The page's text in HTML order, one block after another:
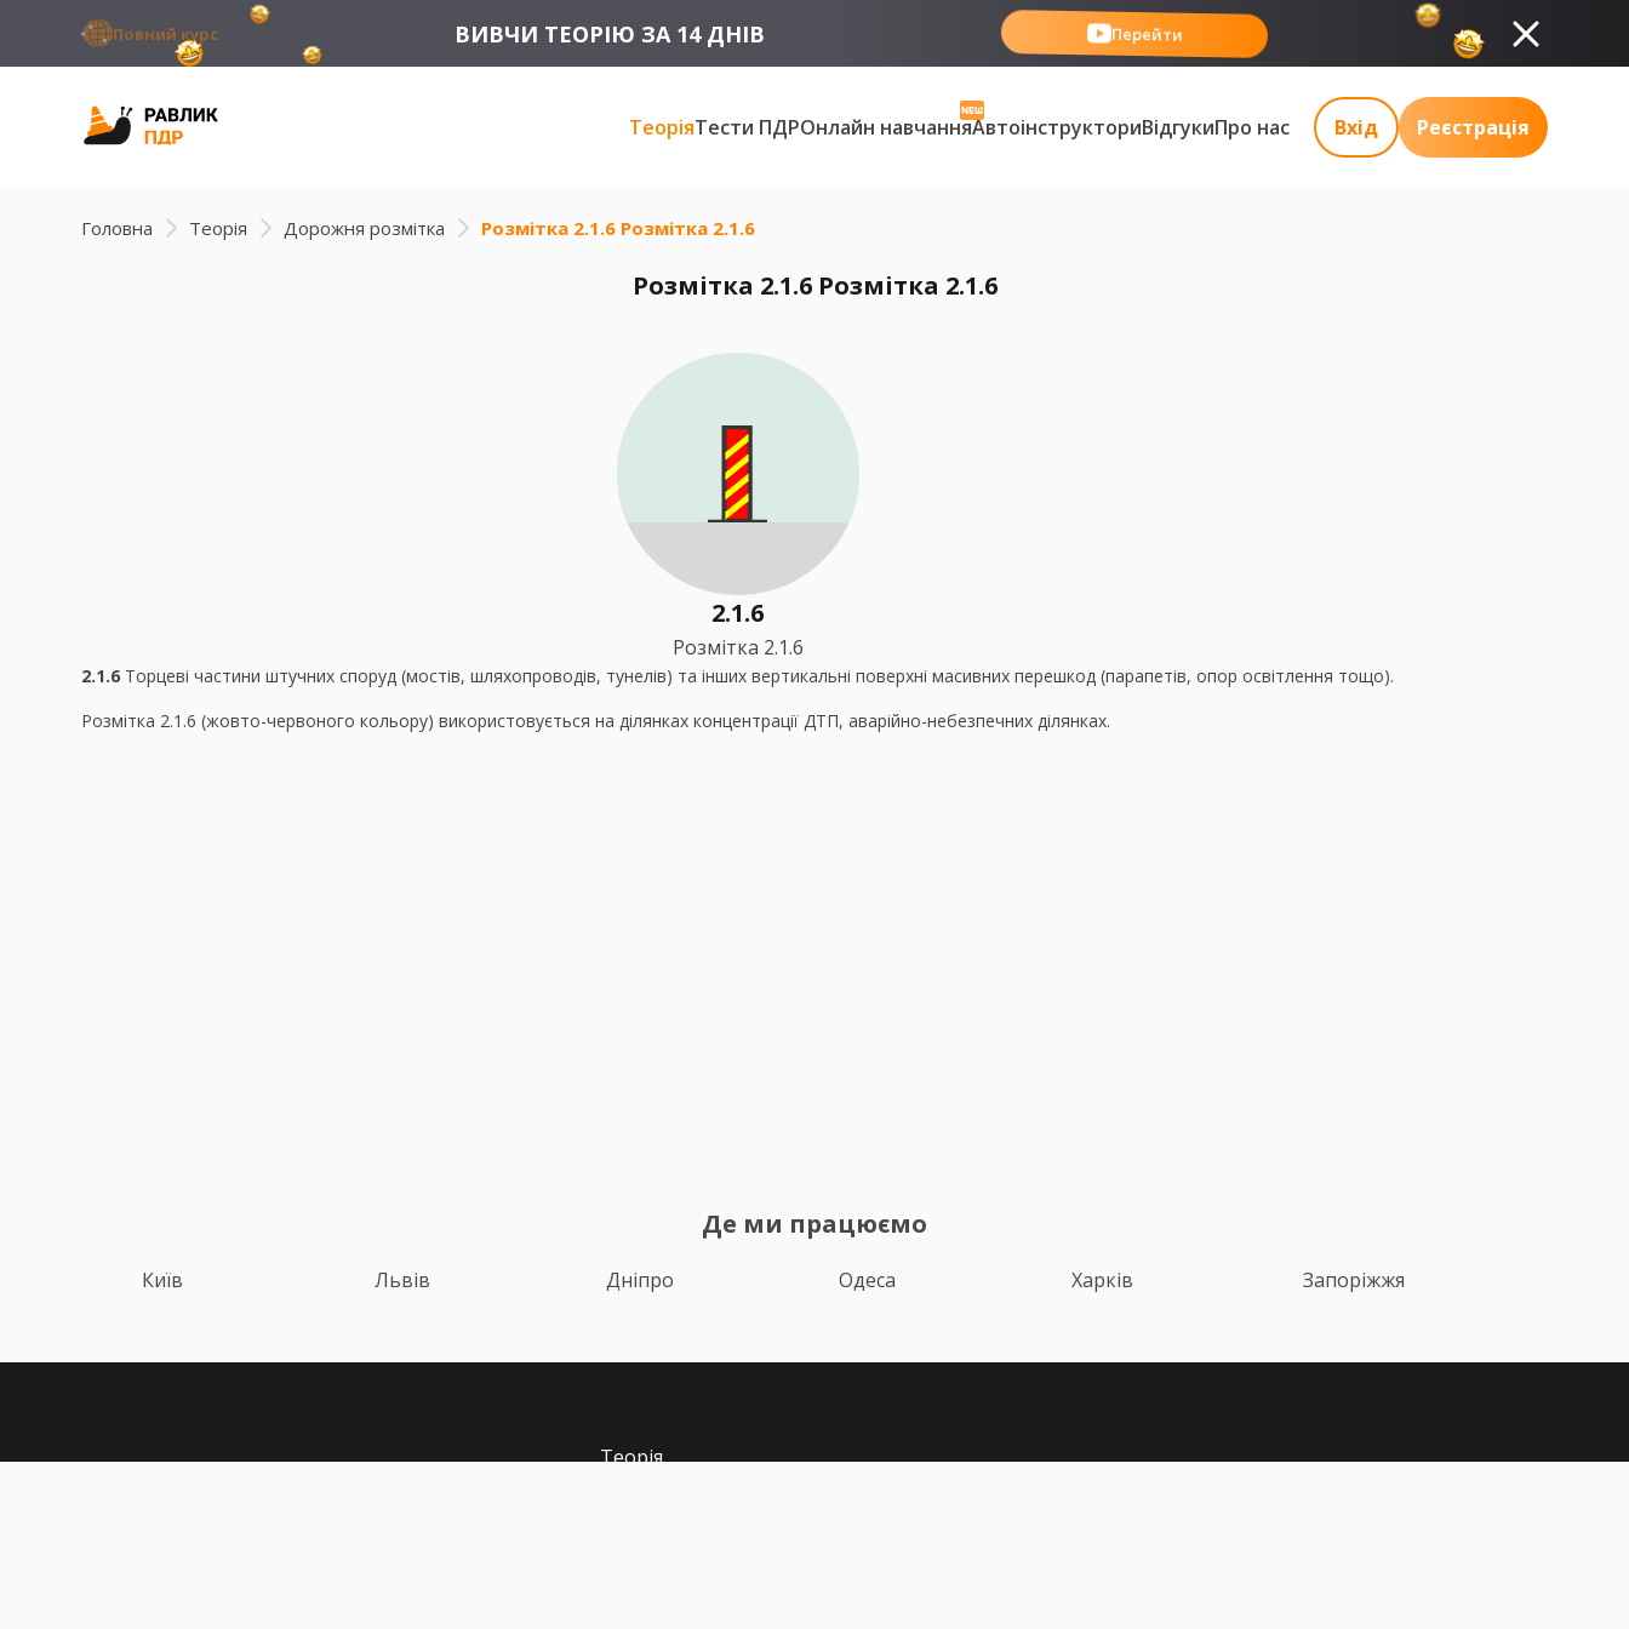
Повний курс ВИВЧИ ТЕОРІЮ ЗА 14 ДНІВ Перейти
ТеоріяТести ПДРОнлайн навчанняАвтоінструкториВідгукиПро нас Вхід Реєстрація
Головна Теорія Дорожня розмітка Розмітка 2.1.6 Розмітка 2.1.6
Розмітка 2.1.6 Розмітка 2.1.6
2.1.6
Розмітка 2.1.6
2.1.6 Торцеві частини штучних споруд (мостів, шляхопроводів, тунелів) та інших вертикальні поверхні масивних перешкод (парапетів, опор освітлення тощо).
Розмітка 2.1.6 (жовто-червоного кольору) використовується на ділянках концентрації ДТП, аварійно-небезпечних ділянках.
Де ми працюємо
Київ Львів Дніпро Одеса Харків Запоріжжя
Теорія